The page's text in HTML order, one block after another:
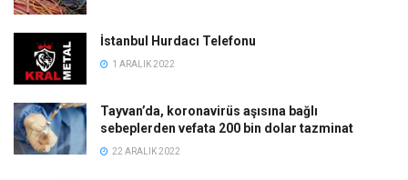
İstanbul Hurdacı Telefonu
1 ARALIK 2022
Tayvan’da, koronavirüs aşısına bağlı
sebeplerden vefata 200 bin dolar tazminat
22 ARALIK 2022